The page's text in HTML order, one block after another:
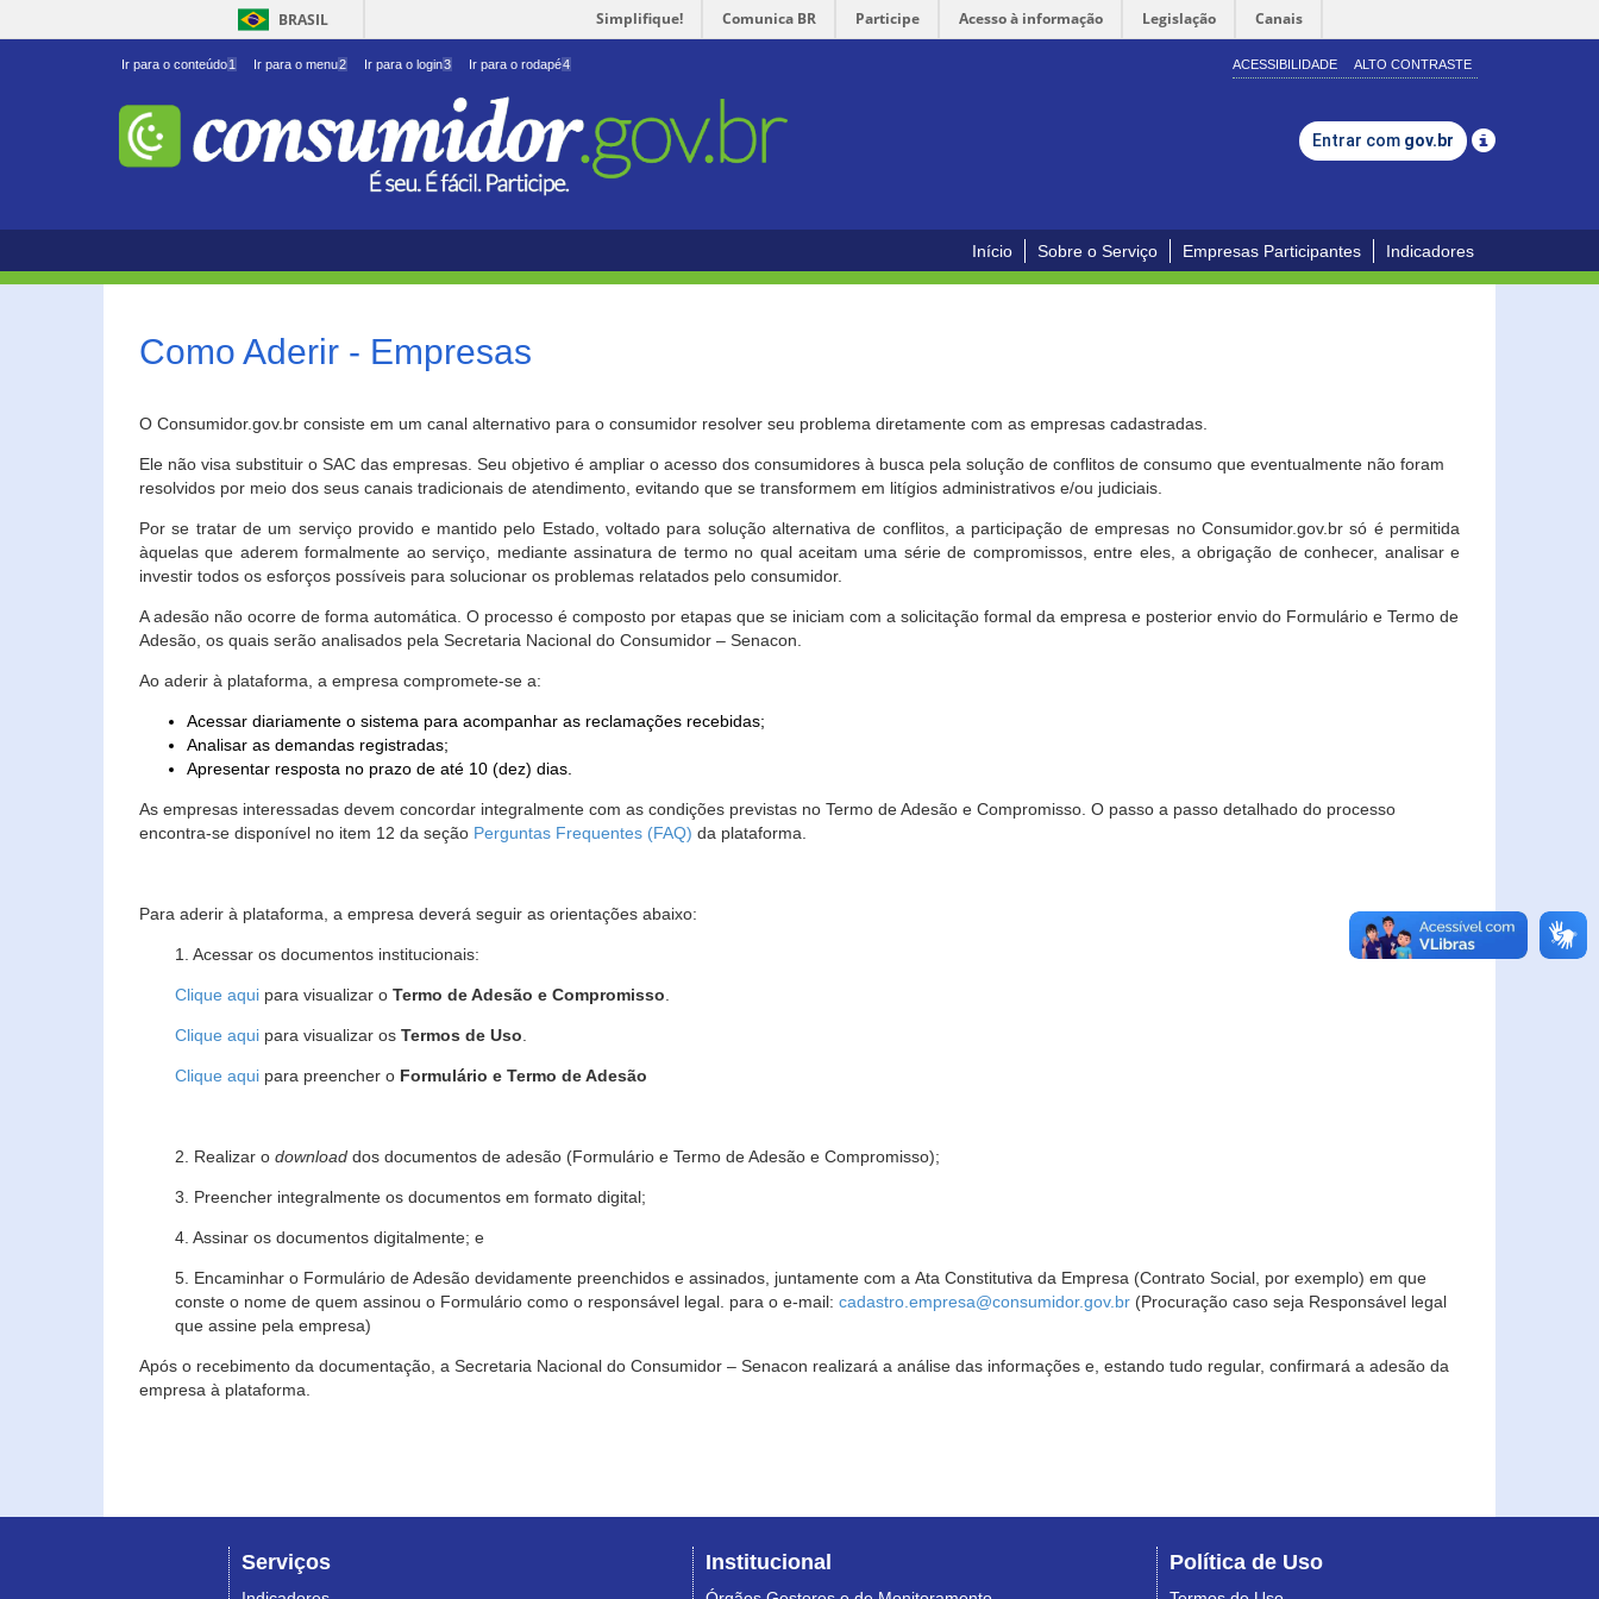
BRASIL Simplifique! Comunica BR Participe Acesso à informação Legislação Canais
Ir para o conteúdo1 Ir para o menu2 Ir para o login3 Ir para o rodapé4 ACESSIBILIDADE ALTO CONTRASTE
Entrar com gov.br
Início Sobre o Serviço Empresas Participantes Indicadores
Como Aderir - Empresas
O Consumidor.gov.br consiste em um canal alternativo para o consumidor resolver seu problema diretamente com as empresas cadastradas.
Ele não visa substituir o SAC das empresas. Seu objetivo é ampliar o acesso dos consumidores à busca pela solução de conflitos de consumo que eventualmente não foram
resolvidos por meio dos seus canais tradicionais de atendimento, evitando que se transformem em litígios administrativos e/ou judiciais.
Por se tratar de um serviço provido e mantido pelo Estado, voltado para solução alternativa de conflitos, a participação de empresas no Consumidor.gov.br só é permitida
àquelas que aderem formalmente ao serviço, mediante assinatura de termo no qual aceitam uma série de compromissos, entre eles, a obrigação de conhecer, analisar e
investir todos os esforços possíveis para solucionar os problemas relatados pelo consumidor.
A adesão não ocorre de forma automática. O processo é composto por etapas que se iniciam com a solicitação formal da empresa e posterior envio do Formulário e Termo de
Adesão, os quais serão analisados pela Secretaria Nacional do Consumidor – Senacon.
Ao aderir à plataforma, a empresa compromete-se a:
Acessar diariamente o sistema para acompanhar as reclamações recebidas;
Analisar as demandas registradas;
Apresentar resposta no prazo de até 10 (dez) dias.
As empresas interessadas devem concordar integralmente com as condições previstas no Termo de Adesão e Compromisso. O passo a passo detalhado do processo
encontra-se disponível no item 12 da seção Perguntas Frequentes (FAQ) da plataforma.
Para aderir à plataforma, a empresa deverá seguir as orientações abaixo:
1. Acessar os documentos institucionais:
Clique aqui para visualizar o Termo de Adesão e Compromisso
Clique aqui para visualizar os Termos de Uso
Clique aqui para preencher o Formulário e Termo de Adesão
2. Realizar o download dos documentos de adesão (Formulário e Termo de Adesão e Compromisso);
3. Preencher integralmente os documentos em formato digital;
4. Assinar os documentos digitalmente; e
5. Encaminhar o Formulário de Adesão devidamente preenchidos e assinados, juntamente com a Ata Constitutiva da Empresa (Contrato Social, por exemplo) em que
conste o nome de quem assinou o Formulário como o responsável legal. para o e-mail: cadastro.empresa@consumidor.gov.br (Procuração caso seja Responsável legal
que assine pela empresa)
Após o recebimento da documentação, a Secretaria Nacional do Consumidor – Senacon realizará a análise das informações e, estando tudo regular, confirmará a adesão da
empresa à plataforma.
Serviços Institucional Política de Uso